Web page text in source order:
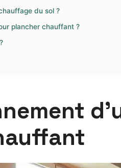
du sol ?
plancher chauffant ?